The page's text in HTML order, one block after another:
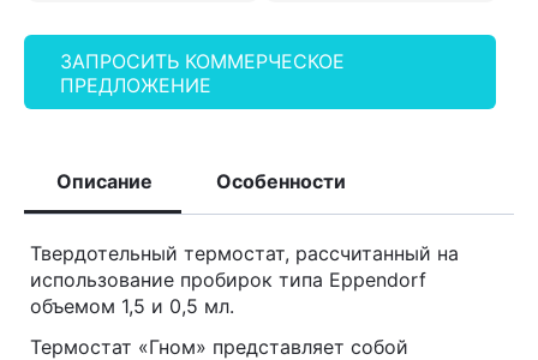
ЗАПРОСИТЬ КОММЕРЧЕСКОЕ
ПРЕДЛОЖЕНИЕ
Описание Особенности
Твердотельный термостат, рассчитанный на
использование пробирок типа Eppendorf
объемом 1,5 и 0,5 мл.
Термостат «Гном» представляет собой